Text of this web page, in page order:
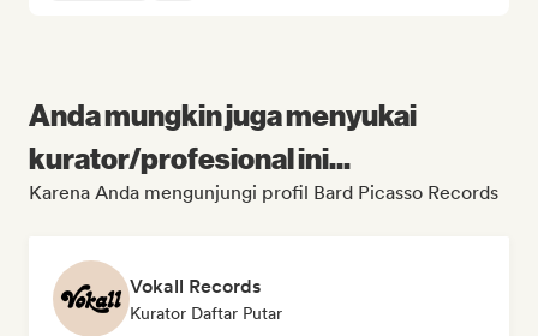
Anda mungkin juga menyukai
kurator/profesional ini...
Karena Anda mengunjungi profil Bard Picasso Records
Vokall Records
Kurator Daftar Putar